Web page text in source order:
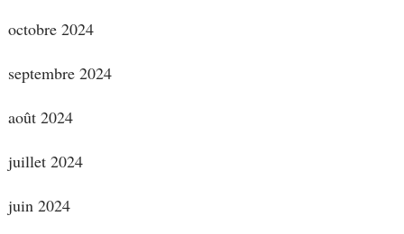
octobre 2024
septembre 2024
août 2024
juillet 2024
juin 2024